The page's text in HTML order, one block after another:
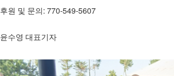
후원 및 문의: 770-549-5607
윤수영 대표기자